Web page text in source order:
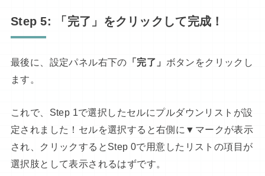
Step 5: 「完了」をクリックして完成！
最後に、設定パネル右下の 「完了」 ボタンをクリックし
ます。
これで、Step 1で選択したセルにプルダウンリストが設
定されました！セルを選択すると右側に▼マークが表示
され、クリックするとStep 0で用意したリストの項目が
選択肢として表示されるはずです。